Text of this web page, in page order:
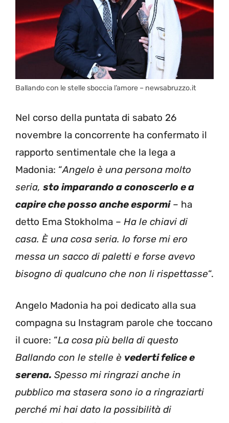
Ballando con le stelle sboccia l’amore – newsabruzzo.it
Nel corso della puntata di sabato 26
novembre la concorrente ha confermato il
rapporto sentimentale che la lega a
Madonia: “Angelo è una persona molto
seria, sto imparando a conoscerlo e a
capire che posso anche espormi– ha
detto Ema Stokholma – Ha le chiavi di
casa. È una cosa seria. Io forse mi ero
messa un sacco di paletti e forse avevo
bisogno di qualcuno che non li rispettasse“.
Angelo Madonia ha poi dedicato alla sua
compagna su Instagram parole che toccano
il cuore: “La cosa più bella di questo
Ballando con le stelle è vederti felice e
serena. Spesso mi ringrazi anche in
pubblico ma stasera sono io a ringraziarti
perché mi hai dato la possibilità di